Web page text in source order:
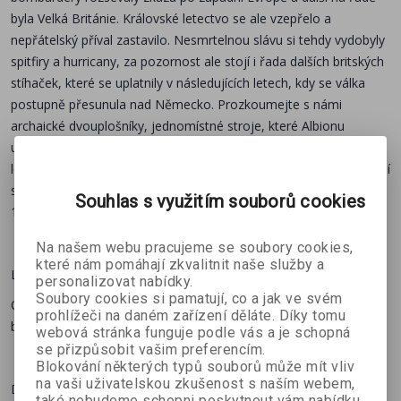
Námořní letouny
Upravené spitfiry, zakoupené wildcaty, kontroverzní
corsairy a další ikonické stroje
Nástup proudového věku
Encyklopedie vojenství
Další knihy ze série:
Německá letadla 1. světové války
byla Velká Británie. Královské letectvo se ale vzepřelo a
nepřátelský příval zastavilo. Nesmrtelnou slávu si tehdy vydobyly
spitfiry a hurricany, za pozornost ale stojí i řada dalších britských
stíhaček, které se uplatnily v následujících letech, kdy se válka
postupně přesunula nad Německo. Prozkoumejte s námi
archaické dvouplošníky, jednomístné stroje, které Albionu
umožnily vybojovat vzdušnou nadvládu, i skvělé dvoumístné
letouny bojující hlavně v noci. A samozřejmě nechybí ani námořní
stíhačky nebo první zástupci proudového věku. Uvnitř najdete
116 detailních bokorysů a ilustrací.
Legendární Hurricane
Od vítězství v bitvě o Británii po útoky na pozemní cíle v roli
bitevníku
Dvoumotoráky v boji
Souhlas s využitím souborů cookies
Na našem webu pracujeme se soubory cookies,
které nám pomáhají zkvalitnit naše služby a
personalizovat nabídky.
Soubory cookies si pamatují, co a jak ve svém
prohlížeči na daném zařízení děláte. Díky tomu
webová stránka funguje podle vás a je schopná
se přizpůsobit vašim preferencím.
Blokování některých typů souborů může mít vliv
na vaši uživatelskou zkušenost s naším webem,